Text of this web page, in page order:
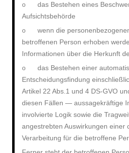
o das Bestehen eines
Aufsichtsbehörde
o wenn die
betroffenen Person erhoben
Informationen über die Herkunft
o das Bestehen einer
Entscheidungsfindung
Artikel 22 Abs.1 und 4 DS-GVO
diesen Fällen — aussagekräftige
involvierte Logik sowie die
angestrebten Auswirkungen einer
Verarbeitung für die betroffene